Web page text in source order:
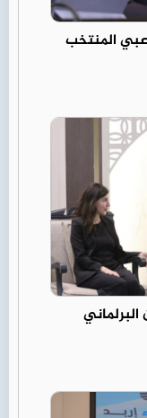
المنتخب